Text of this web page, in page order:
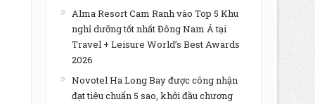
Alma Resort Cam Ranh vào Top 5 Khu
nghỉ dưỡng tốt nhất Đông Nam Á tại
Travel + Leisure World’s Best Awards
2026
Novotel Ha Long Bay được công nhận
đạt tiêu chuẩn 5 sao, khởi đầu chương